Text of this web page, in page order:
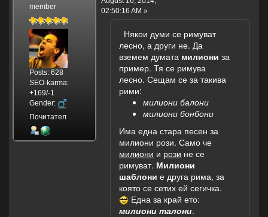
member
Posts: 628
SEO-karma:
+169/-1
Gender:
Почитател
02:50:16 AM »
Някои думи се римуват
лесно, а други не. Да
вземем думата милиони за
пример. Тя се римува
лесно. Сещам се за такива
рими:
милиони балони
милиони бонбони
Има една стара песен за
милиони рози. Само че
милиони и рози не се
римуват. Милиони
шаблони е друга рима, за
която се сетих ей сегичка.
Една за край ето:
милиони талони.